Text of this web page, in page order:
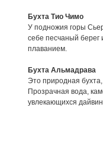
Бухта Тио Чимо
У подножия горы
себе песчаный берег
плаванием.
Бухта Альмадрава
Это природная
Прозрачная вода,
увлекающихся